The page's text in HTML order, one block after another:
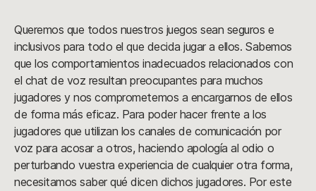
Queremos que todos nuestros juegos sean seguros e
inclusivos para todo el que decida jugar a ellos. Sabemos
que los comportamientos inadecuados relacionados con
el chat de voz resultan preocupantes para muchos
jugadores y nos comprometemos a encargarnos de ellos
de forma más eficaz. Para poder hacer frente a los
jugadores que utilizan los canales de comunicación por
voz para acosar a otros, haciendo apología al odio o
perturbando vuestra experiencia de cualquier otra forma,
necesitamos saber qué dicen dichos jugadores. Por este